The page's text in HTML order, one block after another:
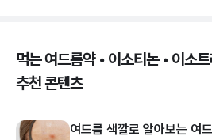
먹는 여드름약 • 이소티논 • 이소
추천 콘텐츠
여드름 색깔로 알아보는 여